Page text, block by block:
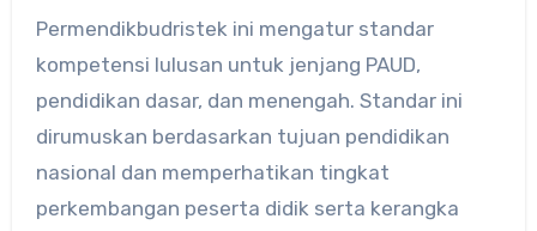
Permendikbudristek ini mengatur standar
kompetensi lulusan untuk jenjang PAUD,
pendidikan dasar, dan menengah. Standar ini
dirumuskan berdasarkan tujuan pendidikan
nasional dan memperhatikan tingkat
perkembangan peserta didik serta kerangka